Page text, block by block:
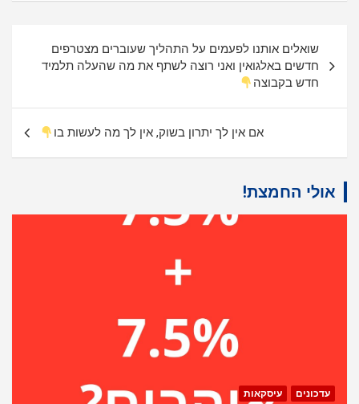
שואלים אותנו לפעמים על התהליך שעוברים מצטרפים
חדשים באלגואין ואני רוצה לשתף את מה שהעלה תלמיד
חדש בקבוצה
אם אין לך יתרון בשוק, אין לך מה לעשות בו
אולי החמצת!
עדכונים עיסקאות